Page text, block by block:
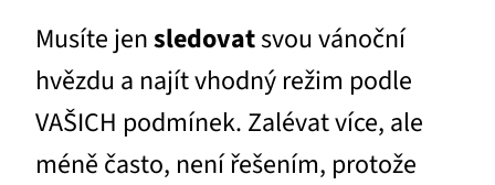
Musíte jensledovatsvou vánoční
hvězdu a najít vhodný režim podle
VAŠICH podmínek. Zalévat více, ale
méně často, není řešením, protože